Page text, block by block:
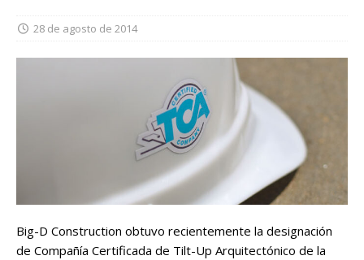
28 de agosto de 2014
Big-D Construction obtuvo recientemente la designación
de Compañía Certificada de Tilt-Up Arquitectónico de la